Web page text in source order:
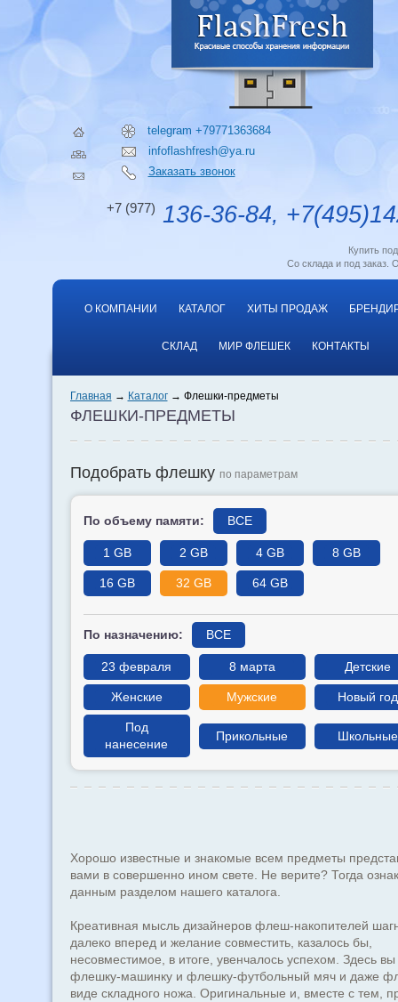
telegram +79771363684
infoflashfresh@ya.ru
Заказать звонок
+7 (977) 136-36-84,
Купить
Со склада и под заказ.
О КОМПАНИИ КАТАЛОГ ХИТЫ ПРОДАЖ
СКЛАД МИР ФЛЕШЕК КОНТАКТЫ
Главная Каталог Флешки-предметы
ФЛЕШКИ-ПРЕДМЕТЫ
Подобрать флешку по параметрам
По объему памяти: ВСЕ
1 GB 2 GB 4 GB 8 GB
16 GB 32 GB 64 GB
По назначению: ВСЕ
23 февраля 8 марта Детские
Женские Мужские Новый год
Под
нанесение
Прикольные Школьные
Хорошо известные и знакомые всем предметы
вами в совершенно ином свете. Не верите? Тогда
данным разделом нашего каталога.
Креативная мысль дизайнеров флеш-накопителей
далеко вперед и желание совместить, казалось бы,
несовместимое, в итоге, увенчалось успехом. Здесь
флешку-машинку и флешку-футбольный мяч и даже
виде складного ножа. Оригинальные и, вместе с тем,